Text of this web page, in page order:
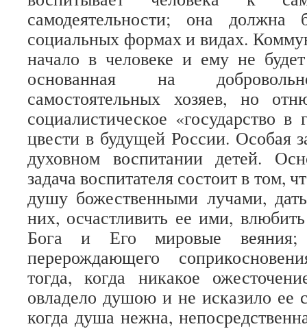
самодеятельности; она должна
социальных формах и видах.
начало в человеке и ему не
основанная на
самостоятельных хозяев, но
социалистическое «государство в
цвести в будущей России. Особая
духовном воспитании детей.
задача воспитателя состоит в том,
душу божественными лучами,
них, осчастливить ее ими,
Бога и Его мировые веяния;
перерождающего
тогда, когда никакое
овладело душою и не исказило ее
когда душа нежна,